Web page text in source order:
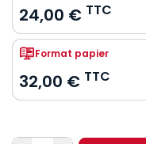
24,00 € TTC
Format papier
32,00 € TTC